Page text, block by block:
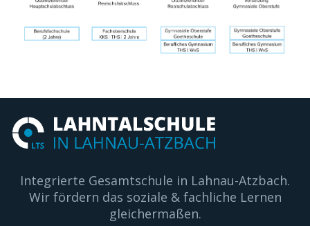
Integrierte Gesamtschule in Lahnau-Atzbach.
Wir fördern das soziale & fachliche Lernen
gleichermaßen.